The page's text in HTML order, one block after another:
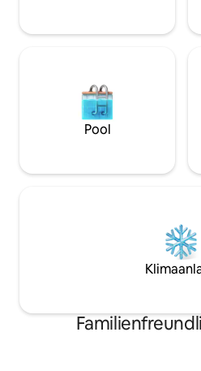
Herrenhäuser.*
Pool